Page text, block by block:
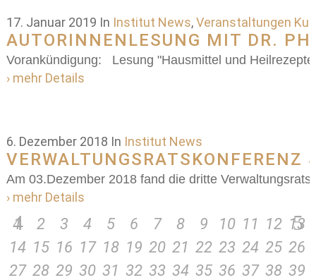
17. Januar 2019 In Institut News,Veranstaltungen
AUTORINNENLESUNG MIT DR.
Vorankündigung: Lesung "Hausmittel und
› mehr Details
6. Dezember 2018 In Institut News
Am 03.Dezember 2018 fand die dritte
› mehr Details
1 2 3 4 5 6 7 8 9 10 11 12 13
14 15 16 17 18 19 20 21 22 23 24 25 26
27 28 29 30 31 32 33 34 35 36 37 38 39